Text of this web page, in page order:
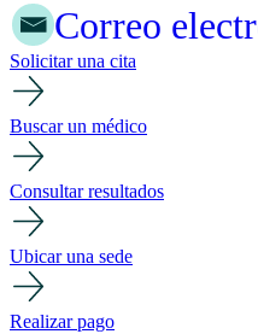
Correo
Solicitar una cita
Buscar un médico
Consultar resultados
Ubicar una sede
Realizar pago